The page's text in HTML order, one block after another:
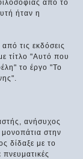
από το
ήταν η
τις εκδόσεις
τίτλο "Αυτό που
το έργο "Το
ανήσυχος
στην
δίδαξε με το